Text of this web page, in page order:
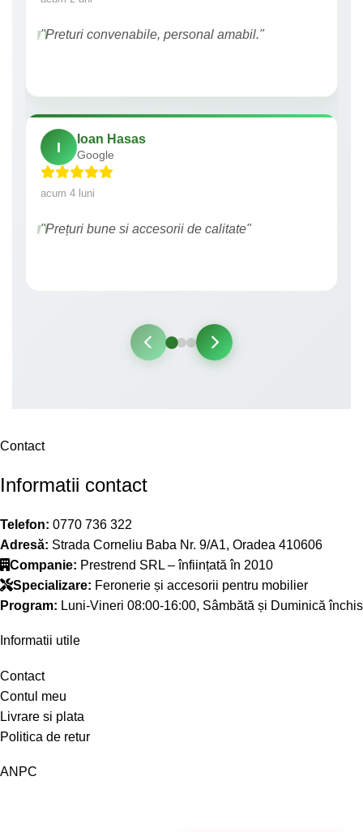
"Preturi convenabile, personal amabil."
I
Ioan Hasas
Google
acum 4 luni
"Prețuri bune si accesorii de calitate"
Contact
Informatii contact
Telefon: 0770 736 322
Adresă: Strada Corneliu Baba Nr. 9/A1, Oradea 410606
Companie: Prestrend SRL – înființată în 2010
Specializare: Feronerie și accesorii pentru mobilier
Program: Luni-Vineri 08:00-16:00, Sâmbătă și Duminică închis
Informatii utile
Contact
Contul meu
Livrare si plata
Politica de retur
ANPC